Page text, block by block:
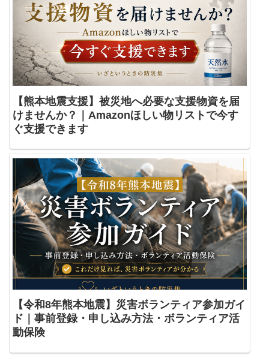
【熊本地震支援】被災地へ必要な支援物資を届
けませんか？｜Amazonほしい物リストで今す
ぐ支援できます
【令和8年熊本地震】災害ボランティア参加ガイ
ド｜事前登録・申し込み方法・ボランティア活
動保険